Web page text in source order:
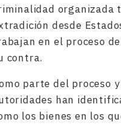
organizada
desde
en el proceso
contra.
parte del proceso
han
los bienes en los